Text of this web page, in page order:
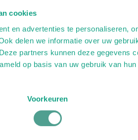
cookies
en advertenties te personaliseren,
delen we informatie over uw
partners kunnen deze gegevens
op basis van uw gebruik van
Voorkeuren